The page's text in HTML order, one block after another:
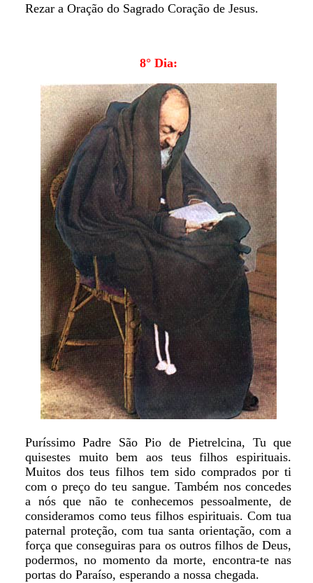
Rezar a Oração do Sagrado Coração de Jesus.
8° Dia:
Puríssimo Padre São Pio de Pietrelcina, Tu que
quisestes muito bem aos teus filhos espirituais.
Muitos dos teus filhos tem sido comprados por ti
com o preço do teu sangue. Também nos concedes
a nós que não te conhecemos pessoalmente, de
consideramos como teus filhos espirituais. Com tua
paternal proteção, com tua santa orientação, com a
força que conseguiras para os outros filhos de Deus,
podermos, no momento da morte, encontra-te nas
portas do Paraíso, esperando a nossa chegada.